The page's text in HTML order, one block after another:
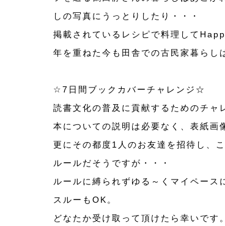
しの写真にうっとりしたり・・・
掲載されているレシピで料理して
年を重ねた今も田舎での古民家暮らし
☆7日間ブックカバーチャレンジ☆
読書文化の普及に貢献するためのチャ
本についての説明は必要なく、表紙画
更にその都度1人のお友達を招待し、
ルールだそうですが・・・
ルールに縛られずゆる～くマイペース
スルーもOK。
どなたか受け取って頂けたら幸いです。